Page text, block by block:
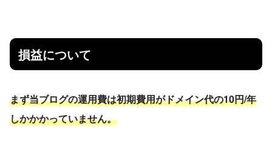
損益について
まず当ブログの運用費は初期費用がドメイン代の10円/年
しかかかっていません。